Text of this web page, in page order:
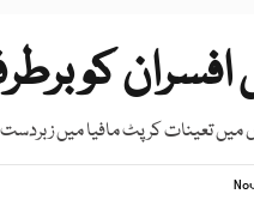
کو
میں تعینات کرپٹ مافیا میں